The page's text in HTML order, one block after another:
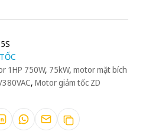
1HP 750W, 75kW, motor mặt bích
, Motor giảm tốc ZD